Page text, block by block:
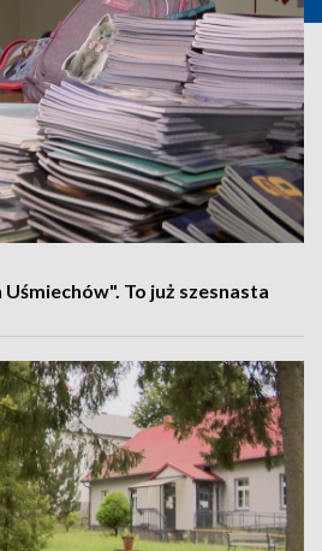
Uśmiechów". To już szesnasta